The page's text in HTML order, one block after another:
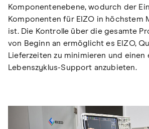
Komponentenebene, wodurch der
Komponenten für EIZO in höchstem
ist. Die Kontrolle über die gesamte
von Beginn an ermöglicht es EIZO,
Lieferzeiten zu minimieren und einen
Lebenszyklus-Support anzubieten.